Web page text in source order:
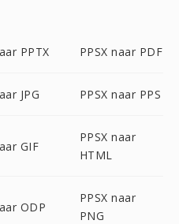
PPTX PPSX naar PDF
JPG PPSX naar PPS
GIF
PPSX naar
HTML
ODP
PPSX naar
PNG